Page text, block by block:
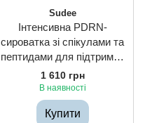
Sudee
Інтенсивна PDRN-
сироватка зі спікулами та
пептидами для підтримки
пружності, гладкості та
сяяння шкіри Sudee
Collagen Pdrn Elasticity
Serum, 30ml
1 610 грн
В наявності
Купити